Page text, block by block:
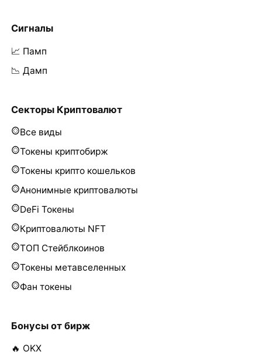
Сигналы
📈 Памп
📉 Дамп
Секторы Криптовалют
Все виды
Токены криптобирж
Токены крипто кошельков
Анонимные криптовалюты
DeFi Токены
Криптовалюты NFT
ТОП Стейблкоинов
Токены метавселенных
Фан токены
Бонусы от бирж
🔥 OKX